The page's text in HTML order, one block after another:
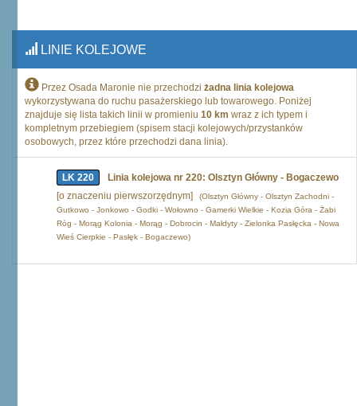
LINIE KOLEJOWE
Przez Osada Maronie nie przechodzi żadna linia kolejowa
wykorzystywana do ruchu pasażerskiego lub towarowego. Poniżej
znajduje się lista takich linii w promieniu 10 km wraz z ich typem i
kompletnym przebiegiem (spisem stacji kolejowych/przystanków
osobowych, przez które przechodzi dana linia).
LK 220
Linia kolejowa nr 220: Olsztyn Główny - Bogaczewo
[o znaczeniu pierwszorzędnym]
(Olsztyn Główny - Olsztyn Zachodni -
Gutkowo - Jonkowo - Godki - Wołowno - Gamerki Wielkie - Kozia Góra - Żabi
Róg - Morąg Kolonia - Morąg - Dobrocin - Małdyty - Zielonka Pasłęcka - Nowa
Wieś Cierpkie - Pasłęk - Bogaczewo)